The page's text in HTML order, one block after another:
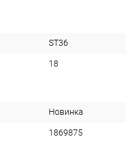
ST36
18
Новинка
1869875